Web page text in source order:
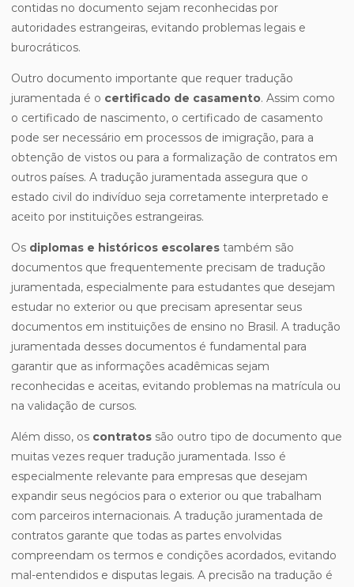
contidas no documento sejam reconhecidas por
autoridades estrangeiras, evitando problemas legais e
burocráticos.
Outro documento importante que requer tradução
juramentada é o certificado de casamento. Assim como
o certificado de nascimento, o certificado de casamento
pode ser necessário em processos de imigração, para a
obtenção de vistos ou para a formalização de contratos em
outros países. A tradução juramentada assegura que o
estado civil do indivíduo seja corretamente interpretado e
aceito por instituições estrangeiras.
Os diplomas e históricos escolares também são
documentos que frequentemente precisam de tradução
juramentada, especialmente para estudantes que desejam
estudar no exterior ou que precisam apresentar seus
documentos em instituições de ensino no Brasil. A tradução
juramentada desses documentos é fundamental para
garantir que as informações acadêmicas sejam
reconhecidas e aceitas, evitando problemas na matrícula ou
na validação de cursos.
Além disso, os contratos são outro tipo de documento que
muitas vezes requer tradução juramentada. Isso é
especialmente relevante para empresas que desejam
expandir seus negócios para o exterior ou que trabalham
com parceiros internacionais. A tradução juramentada de
contratos garante que todas as partes envolvidas
compreendam os termos e condições acordados, evitando
mal-entendidos e disputas legais. A precisão na tradução é